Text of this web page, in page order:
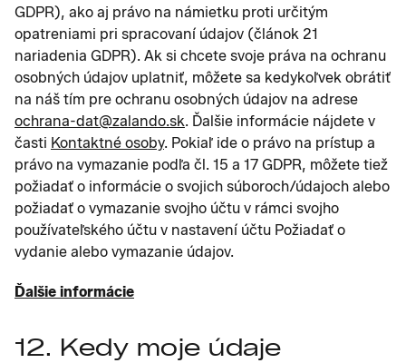
GDPR), ako aj právo na námietku proti určitým
opatreniami pri spracovaní údajov (článok 21
nariadenia GDPR). Ak si chcete svoje práva na ochranu
osobných údajov uplatniť, môžete sa kedykoľvek obrátiť
na náš tím pre ochranu osobných údajov na adrese
ochrana-dat@zalando.sk. Ďalšie informácie nájdete v
časti Kontaktné osoby. Pokiaľ ide o právo na prístup a
právo na vymazanie podľa čl. 15 a 17 GDPR, môžete tiež
požiadať o informácie o svojich súboroch/údajoch alebo
požiadať o vymazanie svojho účtu v rámci svojho
používateľského účtu v nastavení účtu Požiadať o
vydanie alebo vymazanie údajov.
Ďalšie informácie
12. Kedy moje údaje